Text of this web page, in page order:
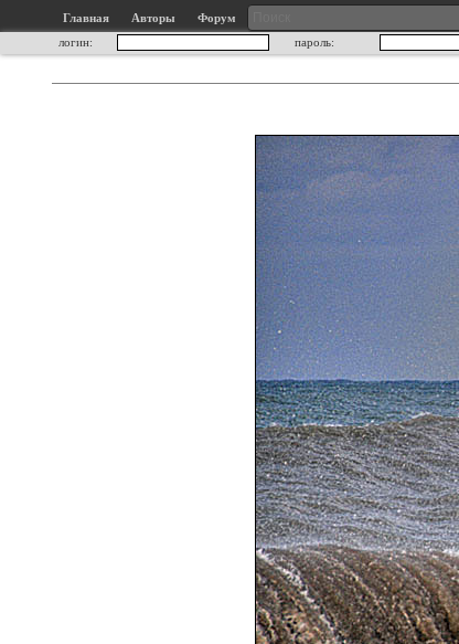
Главная Авторы
Форум
логин:
пароль: